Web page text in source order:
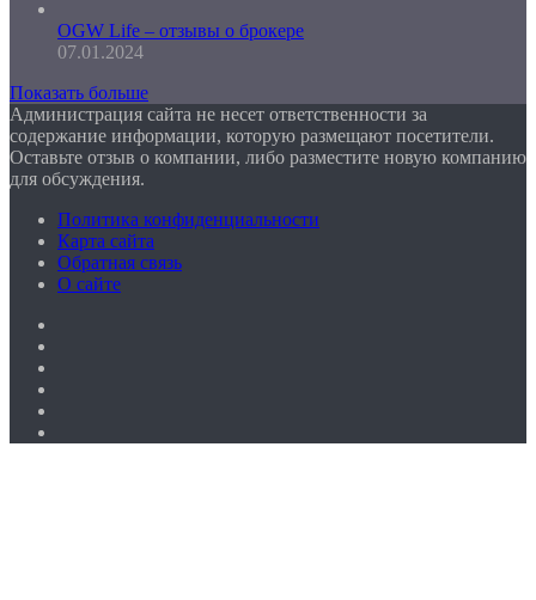
OGW Life – отзывы о брокере
07.01.2024
Показать больше
Администрация сайта не несет ответственности за
содержание информации, которую размещают посетители.
Оставьте отзыв о компании, либо разместите новую компанию
для обсуждения.
Политика конфиденциальности
Карта сайта
Обратная связь
О сайте